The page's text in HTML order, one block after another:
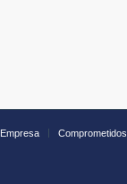
Empresa Comprometidos